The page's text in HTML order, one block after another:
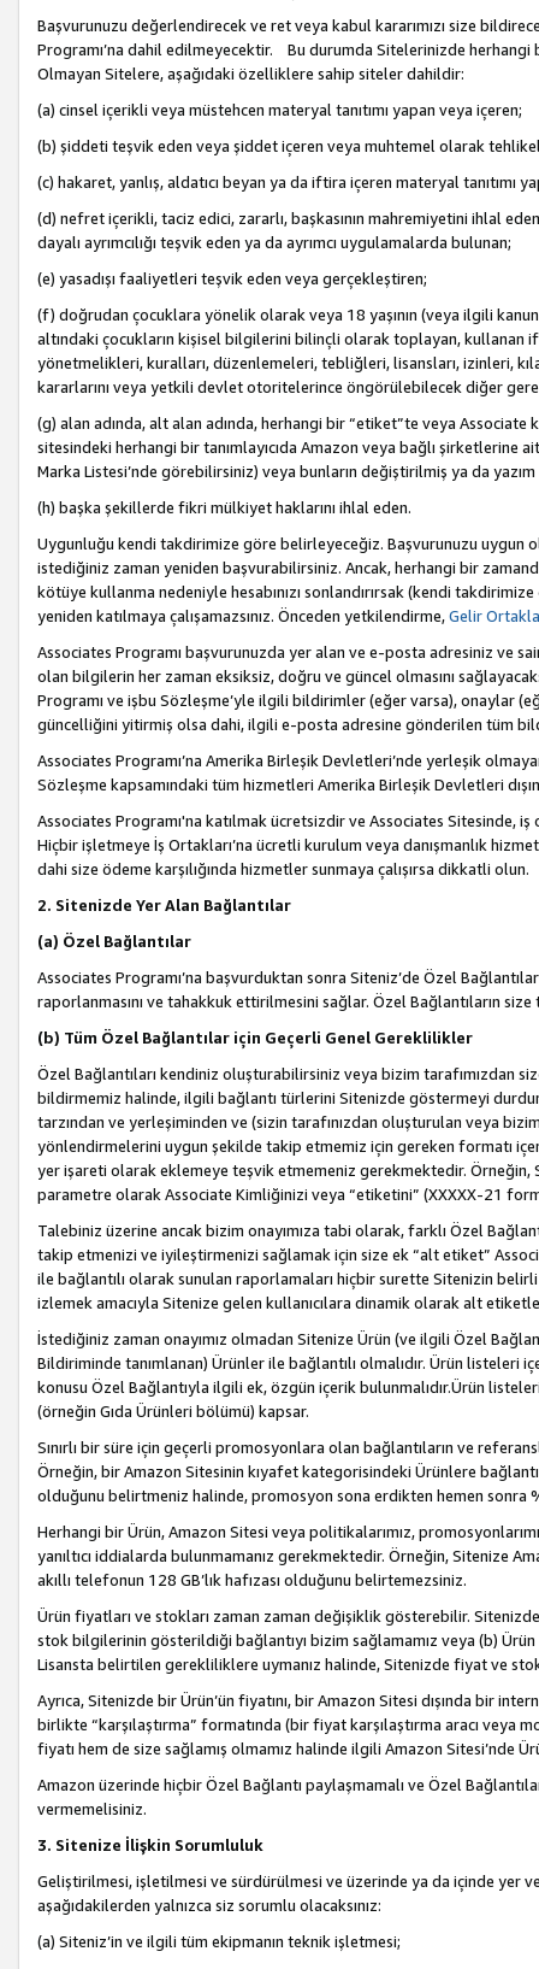
Başvurunuzu değerlendirecek ve ret veya kabul kararımızı size
Programı’na dahil edilmeyecektir. Bu durumda Sitelerinizde herhangi
Olmayan Sitelere, aşağıdaki özelliklere sahip siteler dahildir:
(a) cinsel içerikli veya müstehcen materyal tanıtımı yapan veya içeren;
(b) şiddeti teşvik eden veya şiddet içeren veya muhtemel olarak
(c) hakaret, yanlış, aldatıcı beyan ya da iftira içeren materyal tanıtımı
(d) nefret içerikli, taciz edici, zararlı, başkasının mahremiyetini ihlal
dayalı ayrımcılığı teşvik eden ya da ayrımcı uygulamalarda bulunan;
(e) yasadışı faaliyetleri teşvik eden veya gerçekleştiren;
(f) doğrudan çocuklara yönelik olarak veya 18 yaşının (veya ilgili
altındaki çocukların kişisel bilgilerini bilinçli olarak toplayan, kullanan
yönetmelikleri, kuralları, düzenlemeleri, tebliğleri, lisansları, izinleri,
kararlarını veya yetkili devlet otoritelerince öngörülebilecek diğer
(g) alan adında, alt alan adında, herhangi bir “etiket”te veya
sitesindeki herhangi bir tanımlayıcıda Amazon veya bağlı şirketlerine
Marka Listesi’nde görebilirsiniz) veya bunların değiştirilmiş ya da
(h) başka şekillerde fikri mülkiyet haklarını ihlal eden.
Uygunluğu kendi takdirimize göre belirleyeceğiz. Başvurunuzu uygun
istediğiniz zaman yeniden başvurabilirsiniz. Ancak, herhangi bir
kötüye kullanma nedeniyle hesabınızı sonlandırırsak (kendi
yeniden katılmaya çalışamazsınız. Önceden yetkilendirme,Gelir
Associates Programı başvurunuzda yer alan ve e-posta adresiniz ve
olan bilgilerin her zaman eksiksiz, doğru ve güncel olmasını
Programı ve işbu Sözleşme’yle ilgili bildirimler (eğer varsa), onaylar
güncelliğini yitirmiş olsa dahi, ilgili e-posta adresine gönderilen tüm
Associates Programı’na Amerika Birleşik Devletleri’nde yerleşik
Sözleşme kapsamındaki tüm hizmetleri Amerika Birleşik Devletleri
Associates Programı'na katılmak ücretsizdir ve Associates Sitesinde,
Hiçbir işletmeye İş Ortakları’na ücretli kurulum veya danışmanlık
dahi size ödeme karşılığında hizmetler sunmaya çalışırsa dikkatli olun.
2. Sitenizde Yer Alan Bağlantılar
(a) Özel Bağlantılar
Associates Programı’na başvurduktan sonra Siteniz’de Özel
raporlanmasını ve tahakkuk ettirilmesini sağlar. Özel Bağlantıların
(b) Tüm Özel Bağlantılar için Geçerli Genel Gereklilikler
Özel Bağlantıları kendiniz oluşturabilirsiniz veya bizim tarafımızdan
bildirmemiz halinde, ilgili bağlantı türlerini Sitenizde göstermeyi
tarzından ve yerleşiminden ve (sizin tarafınızdan oluşturulan veya
yönlendirmelerini uygun şekilde takip etmemiz için gereken formatı
yer işareti olarak eklemeye teşvik etmemeniz gerekmektedir. Örneğin,
parametre olarak Associate Kimliğinizi veya “etiketini” (XXXXX-21
Talebiniz üzerine ancak bizim onayımıza tabi olarak, farklı Özel
takip etmenizi ve iyileştirmenizi sağlamak için size ek “alt etiket”
ile bağlantılı olarak sunulan raporlamaları hiçbir surette Sitenizin belirli
izlemek amacıyla Sitenize gelen kullanıcılara dinamik olarak alt
İstediğiniz zaman onayımız olmadan Sitenize Ürün (ve ilgili Özel
Bildiriminde tanımlanan) Ürünler ile bağlantılı olmalıdır. Ürün listeleri
konusu Özel Bağlantıyla ilgili ek, özgün içerik bulunmalıdır.Ürün
(örneğin Gıda Ürünleri bölümü) kapsar.
Sınırlı bir süre için geçerli promosyonlara olan bağlantıların ve
Örneğin, bir Amazon Sitesinin kıyafet kategorisindeki Ürünlere
olduğunu belirtmeniz halinde, promosyon sona erdikten hemen sonra
Herhangi bir Ürün, Amazon Sitesi veya politikalarımız,
yanıltıcı iddialarda bulunmamanız gerekmektedir. Örneğin, Sitenize
akıllı telefonun 128 GB’lık hafızası olduğunu belirtemezsiniz.
Ürün fiyatları ve stokları zaman zaman değişiklik gösterebilir.
stok bilgilerinin gösterildiği bağlantıyı bizim sağlamamız veya (b)
Lisansta belirtilen gerekliliklere uymanız halinde, Sitenizde fiyat ve
Ayrıca, Sitenizde bir Ürün’ün fiyatını, bir Amazon Sitesi dışında bir
birlikte “karşılaştırma” formatında (bir fiyat karşılaştırma aracı veya
fiyatı hem de size sağlamış olmamız halinde ilgili Amazon Sitesi’nde
Amazon üzerinde hiçbir Özel Bağlantı paylaşmamalı ve Özel
vermemelisiniz.
3. Sitenize İlişkin Sorumluluk
Geliştirilmesi, işletilmesi ve sürdürülmesi ve üzerinde ya da içinde yer
aşağıdakilerden yalnızca siz sorumlu olacaksınız:
(a) Siteniz’in ve ilgili tüm ekipmanın teknik işletmesi;